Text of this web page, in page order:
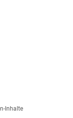
Inhalte